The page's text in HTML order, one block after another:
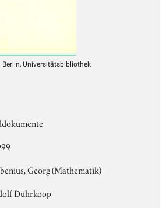
Universitätsbibliothek
Georg (Mathematik)
Dührkoop